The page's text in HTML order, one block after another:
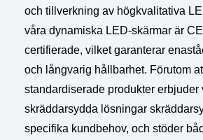
och tillverkning av högkvalitativa
våra dynamiska LED-skärmar är
certifierade, vilket garanterar
och långvarig hållbarhet. Förutom
standardiserade produkter erbjuder
skräddarsydda lösningar
specifika kundbehov, och stöder